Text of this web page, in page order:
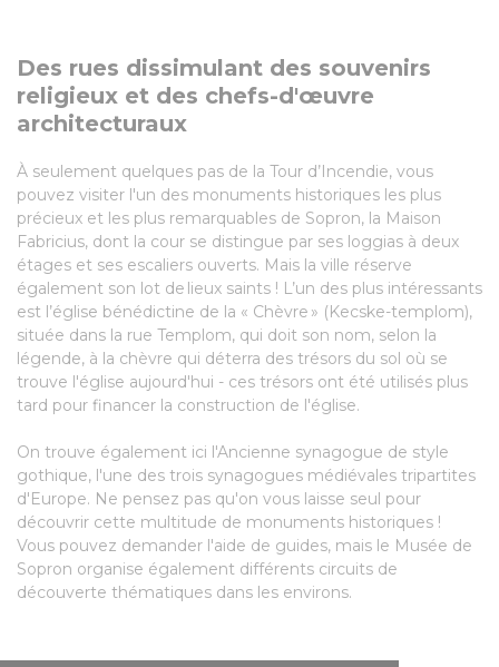
Des rues dissimulant des souvenirs
religieux et des chefs-d'œuvre
architecturaux
À seulement quelques pas de la Tour d’Incendie, vous
pouvez visiter l'un des monuments historiques les plus
précieux et les plus remarquables de Sopron, la Maison
Fabricius, dont la cour se distingue par ses loggias à deux
étages et ses escaliers ouverts. Mais la ville réserve
également son lot de lieux saints ! L’un des plus intéressants
est l’église bénédictine de la « Chèvre » (Kecske-templom),
située dans la rue Templom, qui doit son nom, selon la
légende, à la chèvre qui déterra des trésors du sol où se
trouve l'église aujourd'hui - ces trésors ont été utilisés plus
tard pour financer la construction de l'église.
On trouve également ici l'Ancienne synagogue de style
gothique, l'une des trois synagogues médiévales tripartites
d'Europe. Ne pensez pas qu'on vous laisse seul pour
découvrir cette multitude de monuments historiques !
Vous pouvez demander l'aide de guides, mais le Musée de
Sopron organise également différents circuits de
découverte thématiques dans les environs.